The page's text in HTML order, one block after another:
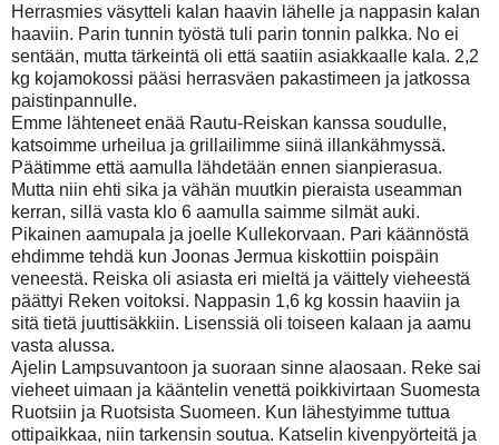
Herrasmies väsytteli kalan haavin lähelle ja nappasin kalan
haaviin. Parin tunnin työstä tuli parin tonnin palkka. No ei
sentään, mutta tärkeintä oli että saatiin asiakkaalle kala. 2,2
kg kojamokossi pääsi herrasväen pakastimeen ja jatkossa
paistinpannulle.
Emme lähteneet enää Rautu-Reiskan kanssa soudulle,
katsoimme urheilua ja grillailimme siinä illankähmyssä.
Päätimme että aamulla lähdetään ennen sianpierasua.
Mutta niin ehti sika ja vähän muutkin pieraista useamman
kerran, sillä vasta klo 6 aamulla saimme silmät auki.
Pikainen aamupala ja joelle Kullekorvaan. Pari käännöstä
ehdimme tehdä kun Joonas Jermua kiskottiin poispäin
veneestä. Reiska oli asiasta eri mieltä ja väittely vieheestä
päättyi Reken voitoksi. Nappasin 1,6 kg kossin haaviin ja
sitä tietä juuttisäkkiin. Lisenssiä oli toiseen kalaan ja aamu
vasta alussa.
Ajelin Lampsuvantoon ja suoraan sinne alaosaan. Reke sai
vieheet uimaan ja kääntelin venettä poikkivirtaan Suomesta
Ruotsiin ja Ruotsista Suomeen. Kun lähestyimme tuttua
ottipaikkaa, niin tarkensin soutua. Katselin kivenpyörteitä ja